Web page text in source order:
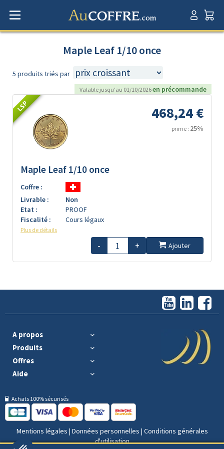
Maple Leaf 1/10 once
5 produits triés par
Valable jusqu'au 01/10/2026en précommande
LSP 468,24 €
prime : 25%
Maple Leaf 1/10 once
Coffre :
Livrable :
Non
Etat :
PROOF
Fiscalité :
Cours légaux
Plus de détails
- + Ajouter
A propos
Produits
Offres
Aide
Achats 100% sécurisés
Mentions légales | Données personnelles | Conditions générales
d'utilisation